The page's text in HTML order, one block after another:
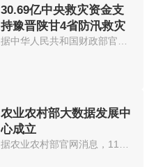
30.69亿中央救灾资金支
持豫晋陕甘4省防汛救灾
据中华人民共和国财政部官网消息...
农业农村部大数据发展中
心成立